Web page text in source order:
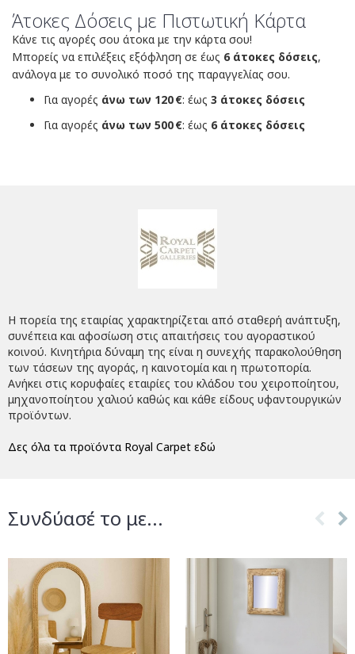
Άτοκες Δόσεις με Πιστωτική Κάρτα
Κάνε τις αγορές σου άτοκα με την κάρτα σου!
Μπορείς να επιλέξεις εξόφληση σε έως 6 άτοκες δόσεις,
ανάλογα με το συνολικό ποσό της παραγγελίας σου.
Για αγορές άνω των 120 €: έως 3 άτοκες δόσεις
Για αγορές άνω των 500 €: έως 6 άτοκες δόσεις
Η πορεία της εταιρίας χαρακτηρίζεται από σταθερή ανάπτυξη,
συνέπεια και αφοσίωση στις απαιτήσεις του αγοραστικού
κοινού. Κινητήρια δύναμη της είναι η συνεχής παρακολούθηση
των τάσεων της αγοράς, η καινοτομία και η πρωτοπορία.
Ανήκει στις κορυφαίες εταιρίες του κλάδου του χειροποίητου,
μηχανοποίητου χαλιού καθώς και κάθε είδους υφαντουργικών
προϊόντων.
Δες όλα τα προϊόντα Royal Carpet εδώ
Συνδύασέ το με...